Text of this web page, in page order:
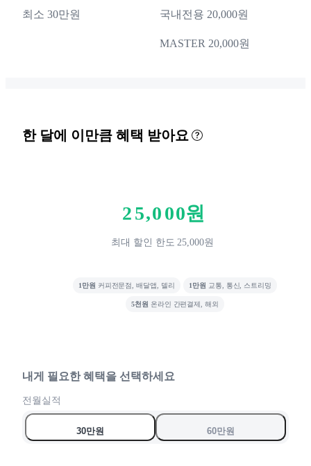
최소 30만원 국내전용 20,000원
MASTER 20,000원
한 달에 이만큼 혜택 받아요
2
3
6
0
1
5
6
9
,0
1
4
8
0
0
1
4
8
0원
최대 할인 한도 25,000원
1만원 커피전문점, 배달앱, 델리 1만원 교통, 통신, 스트리밍
5천원 온라인 간편결제, 해외
내게 필요한 혜택을 선택하세요
전월실적
30만원 60만원